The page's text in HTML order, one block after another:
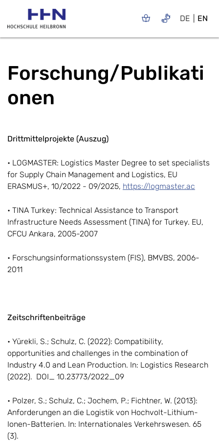
DE EN
Forschung/Publikati
onen
Drittmittelprojekte (Auszug)
• LOGMASTER: Logistics Master Degree to set specialists
for Supply Chain Management and Logistics, EU
ERASMUS+, 10/2022 - 09/2025, https://logmaster.ac
• TINA Turkey: Technical Assistance to Transport
Infrastructure Needs Assessment (TINA) for Turkey. EU,
CFCU Ankara, 2005-2007
• Forschungsinformationssystem (FIS), BMVBS, 2006-
2011
Zeitschriftenbeiträge
• Yürekli, S.; Schulz, C. (2022): Compatibility,
opportunities and challenges in the combination of
Industry 4.0 and Lean Production. In: Logistics Research
(2022). DOI_ 10.23773/2022_09
• Polzer, S.; Schulz, C.; Jochem, P.; Fichtner, W. (2013):
Anforderungen an die Logistik von Hochvolt-Lithium-
Ionen-Batterien. In: Internationales Verkehrswesen. 65
(3).